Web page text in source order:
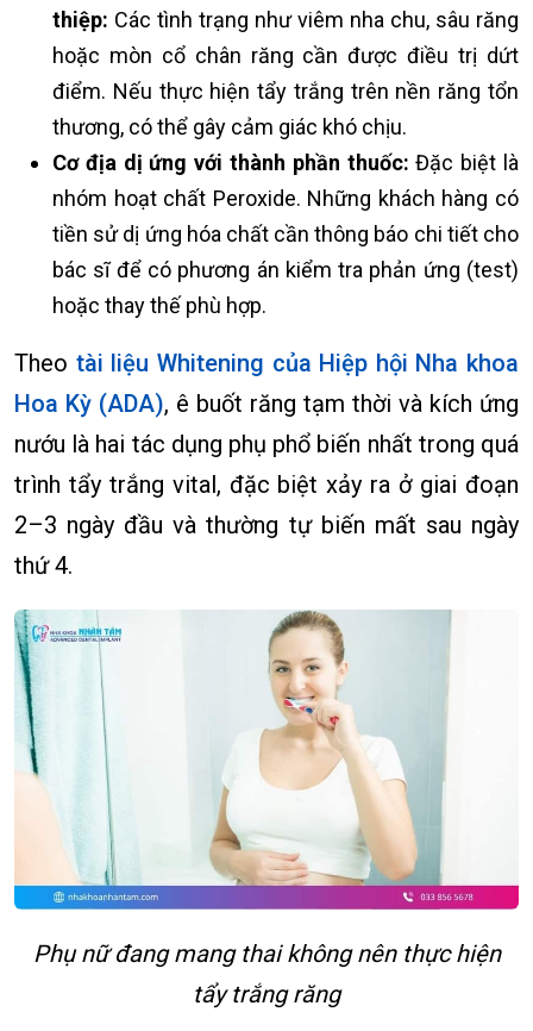
thiệp: Các tình trạng như viêm nha chu, sâu răng
hoặc mòn cổ chân răng cần được điều trị dứt
điểm. Nếu thực hiện tẩy trắng trên nền răng tổn
thương, có thể gây cảm giác khó chịu.
Cơ địa dị ứng với thành phần thuốc: Đặc biệt là
nhóm hoạt chất Peroxide. Những khách hàng có
tiền sử dị ứng hóa chất cần thông báo chi tiết cho
bác sĩ để có phương án kiểm tra phản ứng (test)
hoặc thay thế phù hợp.
Theo tài liệu Whitening của Hiệp hội Nha khoa
Hoa Kỳ (ADA), ê buốt răng tạm thời và kích ứng
nướu là hai tác dụng phụ phổ biến nhất trong quá
trình tẩy trắng vital, đặc biệt xảy ra ở giai đoạn
2–3 ngày đầu và thường tự biến mất sau ngày
thứ 4.
Phụ nữ đang mang thai không nên thực hiện
tẩy trắng răng